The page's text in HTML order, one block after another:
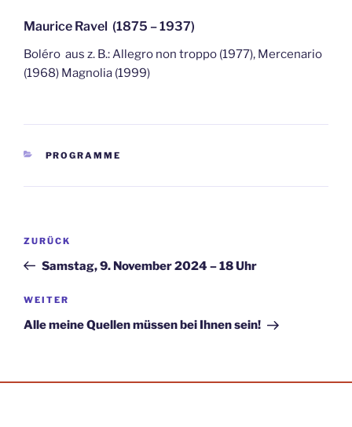
Maurice Ravel (1875 – 1937)
Boléro aus z. B.: Allegro non troppo (1977), Mercenario
(1968) Magnolia (1999)
KATEGORIEN
PROGRAMME
Beitragsnavigation
Vorheriger
Beitrag
ZURÜCK
Samstag, 9. November 2024 – 18 Uhr
Nächster
Beitrag
WEITER
Alle meine Quellen müssen bei Ihnen sein!